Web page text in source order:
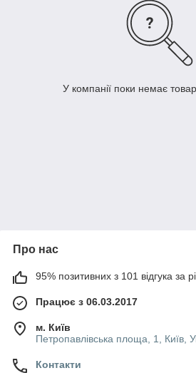
У компанії поки немає
Про нас
95% позитивних з 101 відгука за
Працює з 06.03.2017
м. Київ
Петропавлівська площа, 1, Київ,
Контакти